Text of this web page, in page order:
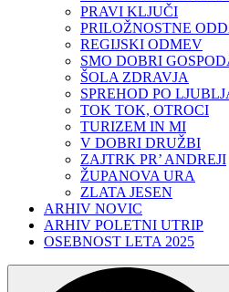
PRAVI KLJUČI
PRILOŽNOSTNE
REGIJSKI ODMEV
SMO DOBRI
ŠOLA ZDRAVJA
SPREHOD PO
TOK TOK, OTROCI
TURIZEM IN MI
V DOBRI DRUŽBI
ZAJTRK PR’ ANDREJI
ŽUPANOVA URA
ZLATA JESEN
ARHIV NOVIC
ARHIV POLETNI UTRIP
OSEBNOST LETA 2025